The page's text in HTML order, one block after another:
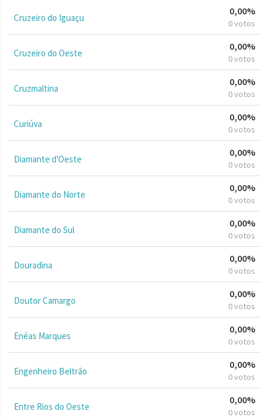
Cruzeiro do Iguaçu
0,00%
0 votos
Cruzeiro do Oeste
0,00%
0 votos
Cruzmaltina
0,00%
0 votos
Curiúva
0,00%
0 votos
Diamante d'Oeste
0,00%
0 votos
Diamante do Norte
0,00%
0 votos
Diamante do Sul
0,00%
0 votos
Douradina
0,00%
0 votos
Doutor Camargo
0,00%
0 votos
Enéas Marques
0,00%
0 votos
Engenheiro Beltrão
0,00%
0 votos
Entre Rios do Oeste
0,00%
0 votos